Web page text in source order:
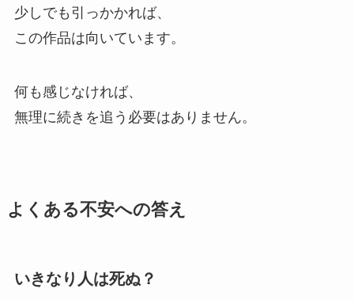
少しでも引っかかれば、
この作品は向いています。
何も感じなければ、
無理に続きを追う必要はありません。
よくある不安への答え
いきなり人は死ぬ？